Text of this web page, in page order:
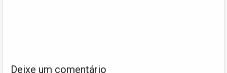
Deixe um comentário